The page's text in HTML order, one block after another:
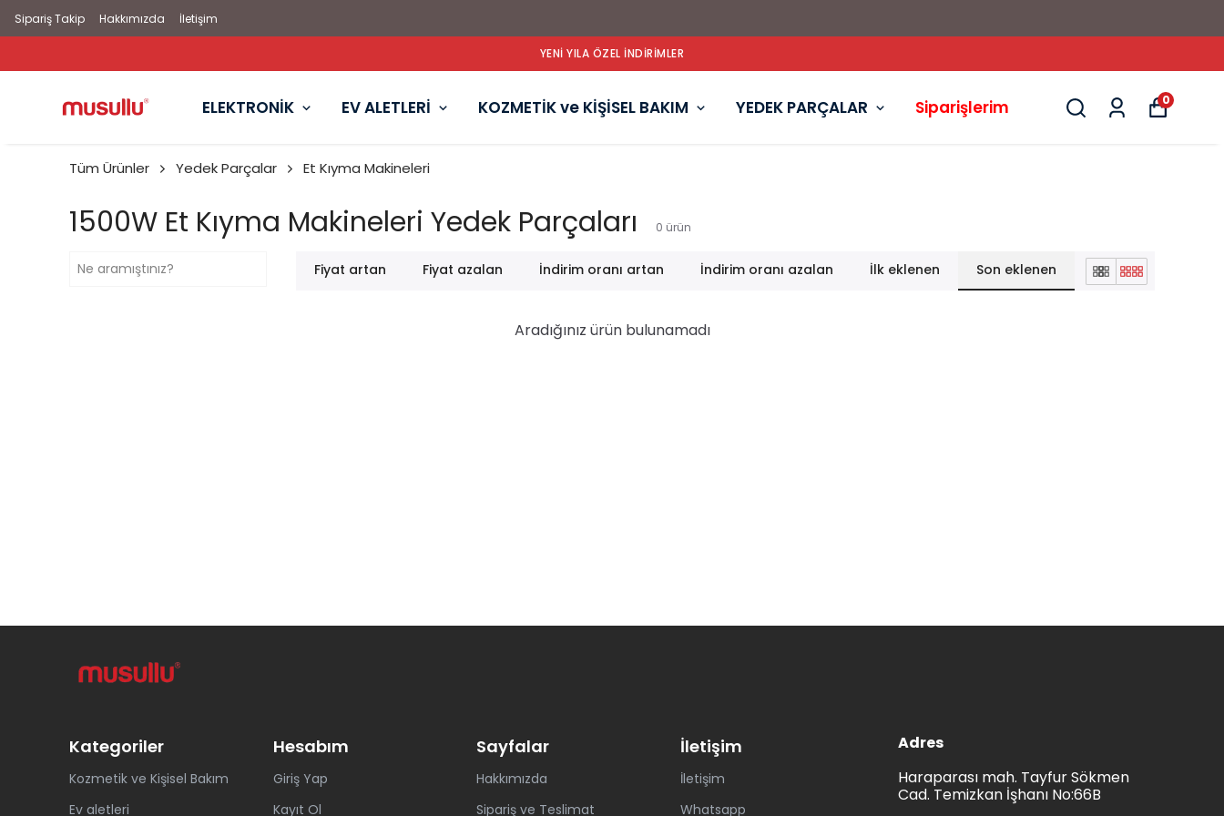
Sipariş Takip Hakkımızda İletişim
YENİ YILA ÖZEL İNDİRİMLER
ELEKTRONİK EV ALETLERİ KOZMETİK ve KİŞİSEL BAKIM YEDEK PARÇALAR Siparişlerim 0
Tüm Ürünler Yedek Parçalar Et Kıyma Makineleri
1500W Et Kıyma Makineleri Yedek Parçaları 0 ürün
Fiyat artan Fiyat azalan İndirim oranı artan İndirim oranı azalan İlk eklenen Son eklenen
Aradığınız ürün bulunamadı
Kategoriler
Kozmetik ve Kişisel Bakım
Ev aletleri
Hesabım
Giriş Yap
Kayıt Ol
Sayfalar
Hakkımızda
Sipariş ve Teslimat
İletişim
İletişim
Whatsapp
Adres
Haraparası mah. Tayfur Sökmen
Cad. Temizkan İşhanı No:66B